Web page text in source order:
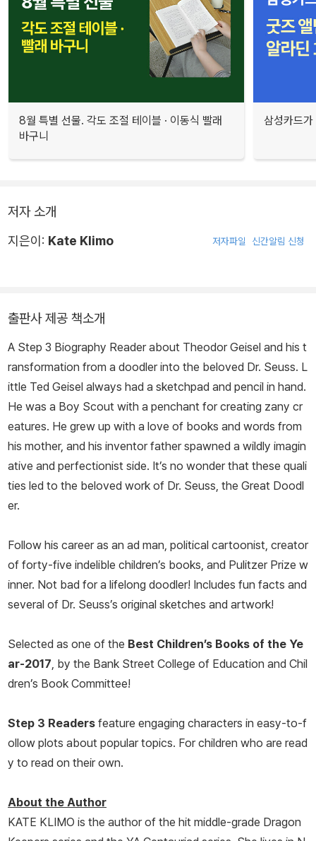
8월 특별 선물. 각도 조절 테이블 · 이동식 빨래
바구니
삼성카드
저자 소개
지은이: Kate Klimo 저자파일 신간알림 신청
출판사 제공 책소개
A Step 3 Biography Reader about Theodor Geisel and his t
ransformation from a doodler into the beloved Dr. Seuss. L
ittle Ted Geisel always had a sketchpad and pencil in hand.
He was a Boy Scout with a penchant for creating zany cr
eatures. He grew up with a love of books and words from
his mother, and his inventor father spawned a wildly imagin
ative and perfectionist side. It’s no wonder that these quali
ties led to the beloved work of Dr. Seuss, the Great Doodl
er.
Follow his career as an ad man, political cartoonist, creator
of forty-five indelible children’s books, and Pulitzer Prize w
inner. Not bad for a lifelong doodler! Includes fun facts and
several of Dr. Seuss’s original sketches and artwork!
Selected as one of the Best Children’s Books of the Ye
ar-2017, by the Bank Street College of Education and Chil
dren’s Book Committee!
Step 3 Readers feature engaging characters in easy-to-f
ollow plots about popular topics. For children who are read
y to read on their own.
About the Author
KATE KLIMO is the author of the hit middle-grade Dragon